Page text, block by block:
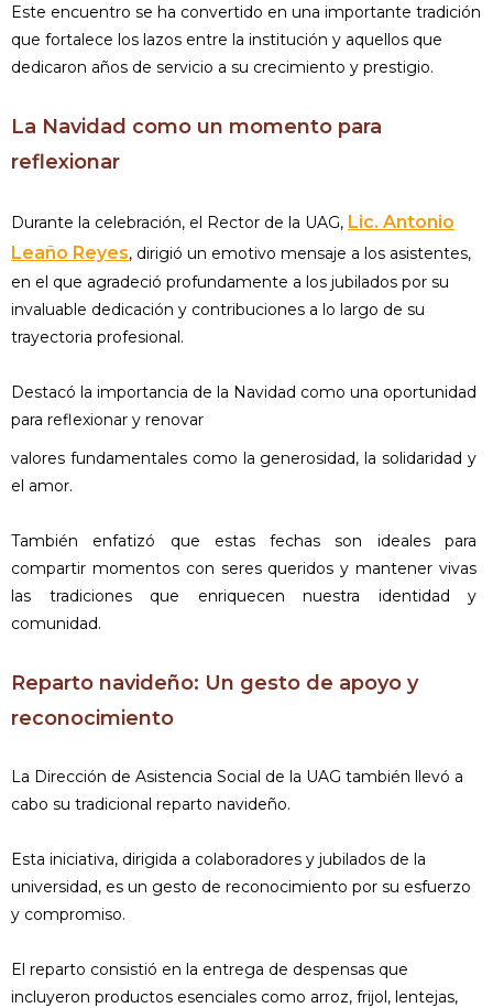
Este encuentro se ha convertido en una importante tradición
que fortalece los lazos entre la institución y aquellos que
dedicaron años de servicio a su crecimiento y prestigio.
La Navidad como un momento para
reflexionar
Durante la celebración, el Rector de la UAG, Lic. Antonio
Leaño Reyes, dirigió un emotivo mensaje a los asistentes,
en el que agradeció profundamente a los jubilados por su
invaluable dedicación y contribuciones a lo largo de su
trayectoria profesional.
Destacó la importancia de la Navidad como una oportunidad
para reflexionar y renovar
valores fundamentales como la generosidad, la solidaridad y
el amor.
También enfatizó que estas fechas son ideales para
compartir momentos con seres queridos y mantener vivas
las tradiciones que enriquecen nuestra identidad y
comunidad.
Reparto navideño: Un gesto de apoyo y
reconocimiento
La Dirección de Asistencia Social de la UAG también llevó a
cabo su tradicional reparto navideño.
Esta iniciativa, dirigida a colaboradores y jubilados de la
universidad, es un gesto de reconocimiento por su esfuerzo
y compromiso.
El reparto consistió en la entrega de despensas que
incluyeron productos esenciales como arroz, frijol, lentejas,